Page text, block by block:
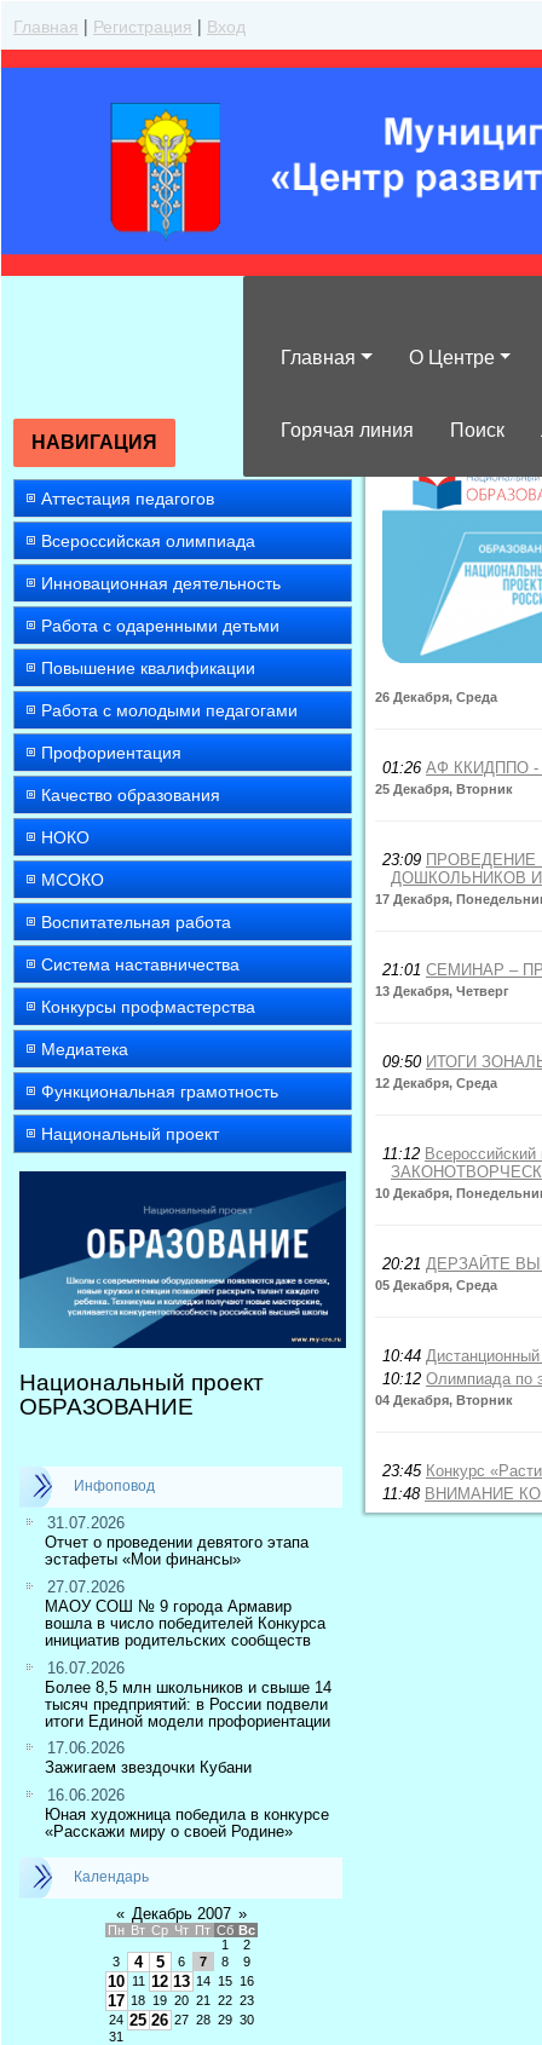
Главная | Регистрация | Вход
Главная О Центре
Горячая линия Поиск
НАВИГАЦИЯ
Аттестация педагогов
Всероссийская олимпиада
Инновационная деятельность
Работа с одаренными детьми
Повышение квалификации
Работа с молодыми педагогами
Профориентация
Качество образования
НОКО
МСОКО
Воспитательная работа
Система наставничества
Конкурсы профмастерства
Медиатека
Функциональная грамотность
Национальный проект
Национальный проект
ОБРАЗОВАНИЕ
Инфоповод
31.07.2026
Отчет о проведении девятого этапа
эстафеты «Мои финансы»
27.07.2026
МАОУ СОШ № 9 города Армавир
вошла в число победителей Конкурса
инициатив родительских сообществ
16.07.2026
Более 8,5 млн школьников и свыше 14
тысяч предприятий: в России подвели
итоги Единой модели профориентации
17.06.2026
Зажигаем звездочки Кубани
16.06.2026
Юная художница победила в конкурсе
«Расскажи миру о своей Родине»
Календарь
« Декабрь 2007 »
Пн Вт Ср Чт Пт Сб Вс
1
2
3
4 5 6 7 8 9
10 11 12 13 14 15 16
17 18 19 20 21 22 23
24 25 26 27 28 29 30
31
26 Декабря, Среда
01:26 АФ ККИДППО -
25 Декабря, Вторник
23:09 ПРОВЕДЕНИЕ
ДОШКОЛЬНИКОВ
17 Декабря,
21:01 СЕМИНАР –
13 Декабря, Четверг
09:50 ИТОГИ
12 Декабря, Среда
11:12
10 Декабря,
20:21 ДЕРЗАЙТЕ
05 Декабря, Среда
10:44
10:12 Олимпиада по
04 Декабря, Вторник
23:45 Конкурс
11:48 ВНИМАНИЕ